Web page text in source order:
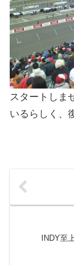
スタートしま
いるらしく、
INDY至